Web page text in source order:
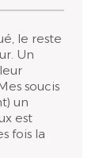
le reste
Un
soucis
un
est
fois la